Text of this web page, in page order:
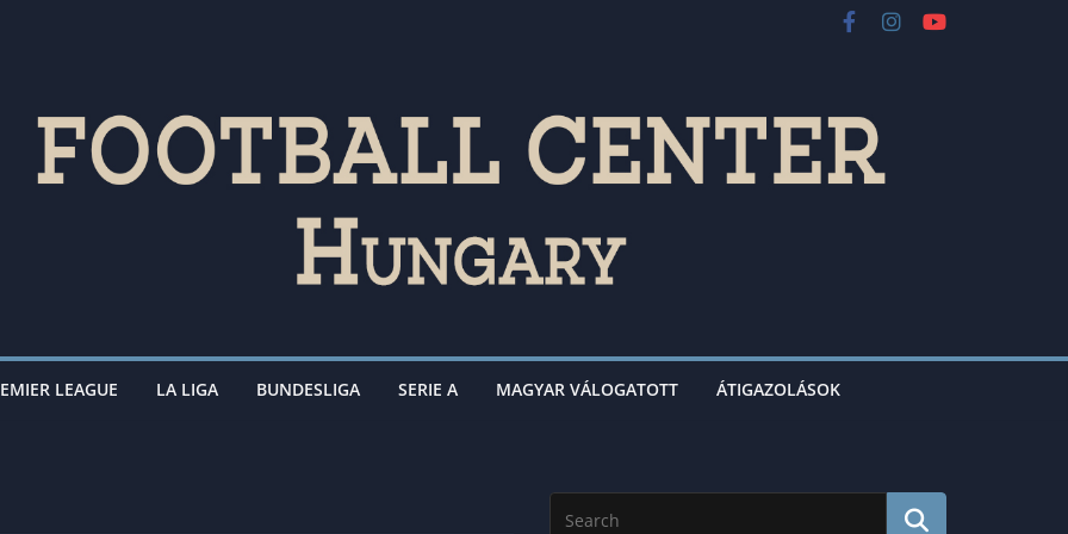
LEAGUE LA LIGA BUNDESLIGA SERIE A MAGYAR VÁLOGATOTT ÁTIGAZOLÁSOK